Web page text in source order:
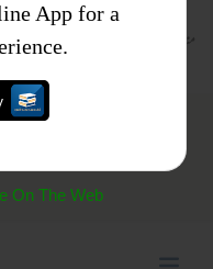
کتب فتاوی فتاویٰ
(910) عزل کے بارے میں اشکال کا ازالہ
App for a
On The Web